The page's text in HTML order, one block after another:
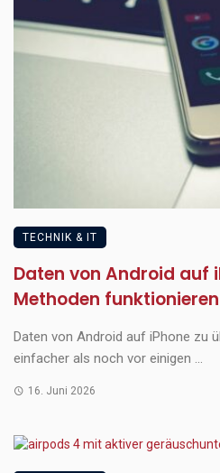
TECHNIK & IT
Daten von Android auf
Methoden funktionieren
Daten von Android auf iPhone zu
einfacher als noch vor einigen ...
16. Juni 2026